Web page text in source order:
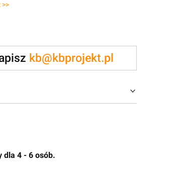
kb@kbprojekt.pl
dla 4 - 6 osób.